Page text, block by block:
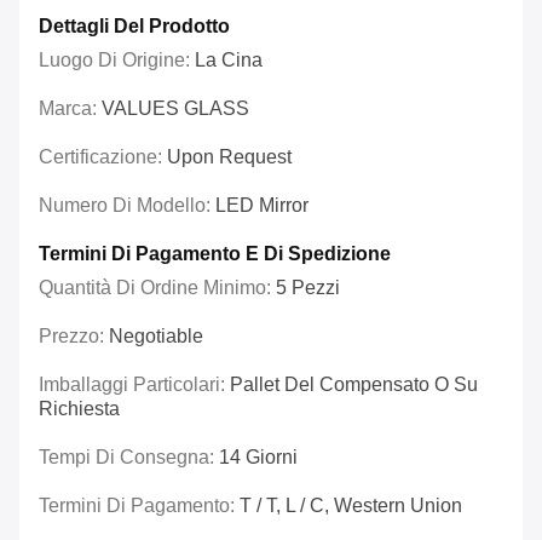
Dettagli Del Prodotto
Luogo Di Origine: La Cina
Marca: VALUES GLASS
Certificazione: Upon Request
Numero Di Modello: LED Mirror
Termini Di Pagamento E Di Spedizione
Quantità Di Ordine Minimo: 5 Pezzi
Prezzo: Negotiable
Imballaggi Particolari: Pallet Del Compensato O Su
Richiesta
Tempi Di Consegna: 14 Giorni
Termini Di Pagamento: T / T, L / C, Western Union